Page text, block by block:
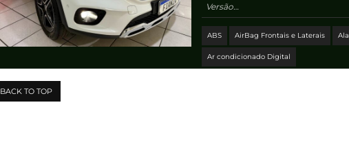
Versão…
ABS AirBag Frontais e Laterais
Ar condicionado Digital
BACK TO TOP